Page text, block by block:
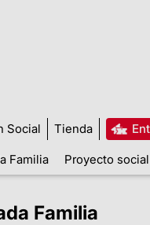
Social Tienda
Familia Proyecto social
Familia